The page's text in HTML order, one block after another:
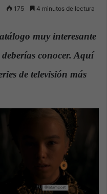
175 4 minutos de lectura
muy interesante
conocer. Aquí
de televisión más